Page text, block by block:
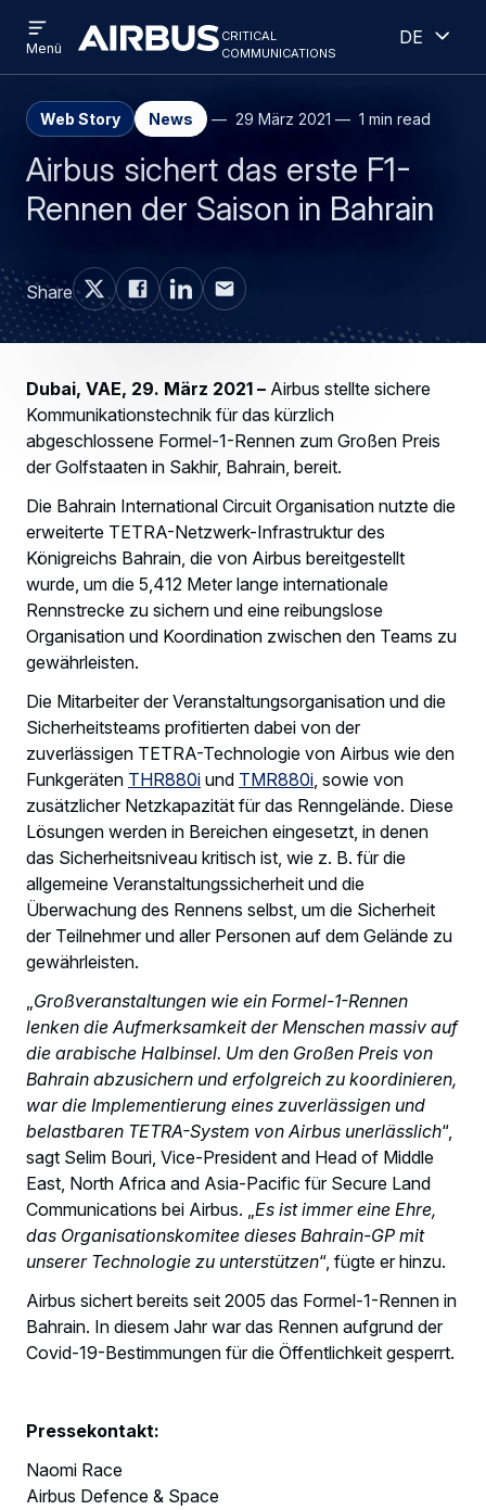
Direkt
zum
Inhalt
Skip
to
search
Criticalcommunications
critical
communications
menu
Menü
Deutsch
Web Story News 29 März 2021 1 min read
Airbus sichert das erste F1-
Rennen der Saison in Bahrain
Share
Dubai, VAE, 29. März 2021 – Airbus stellte sichere
Kommunikationstechnik für das kürzlich
abgeschlossene Formel-1-Rennen zum Großen Preis
der Golfstaaten in Sakhir, Bahrain, bereit.
Die Bahrain International Circuit Organisation nutzte die
erweiterte TETRA-Netzwerk-Infrastruktur des
Königreichs Bahrain, die von Airbus bereitgestellt
wurde, um die 5,412 Meter lange internationale
Rennstrecke zu sichern und eine reibungslose
Organisation und Koordination zwischen den Teams zu
gewährleisten.
Die Mitarbeiter der Veranstaltungsorganisation und die
Sicherheitsteams profitierten dabei von der
zuverlässigen TETRA-Technologie von Airbus wie den
Funkgeräten THR880i und TMR880i, sowie von
zusätzlicher Netzkapazität für das Renngelände. Diese
Lösungen werden in Bereichen eingesetzt, in denen
das Sicherheitsniveau kritisch ist, wie z. B. für die
allgemeine Veranstaltungssicherheit und die
Überwachung des Rennens selbst, um die Sicherheit
der Teilnehmer und aller Personen auf dem Gelände zu
gewährleisten.
„Großveranstaltungen wie ein Formel-1-Rennen
lenken die Aufmerksamkeit der Menschen massiv auf
die arabische Halbinsel. Um den Großen Preis von
Bahrain abzusichern und erfolgreich zu koordinieren,
war die Implementierung eines zuverlässigen und
belastbaren TETRA-System von Airbus unerlässlich“,
sagt Selim Bouri, Vice-President and Head of Middle
East, North Africa and Asia-Pacific für Secure Land
Communications bei Airbus. „Es ist immer eine Ehre,
das Organisationskomitee dieses Bahrain-GP mit
unserer Technologie zu unterstützen“, fügte er hinzu.
Airbus sichert bereits seit 2005 das Formel-1-Rennen in
Bahrain. In diesem Jahr war das Rennen aufgrund der
Covid-19-Bestimmungen für die Öffentlichkeit gesperrt.
Pressekontakt:
Naomi Race
Airbus Defence & Space